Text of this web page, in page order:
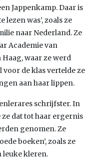
Jappenkamp. Daar is
lezen was’, zoals ze
naar Nederland. Ze
Academie van
waar ze werd
de klas vertelde ze
aan haar lippen.
schrijfster. In
ze dat tot haar ergernis
genomen. Ze
boeken’, zoals ze
leuke kleren.